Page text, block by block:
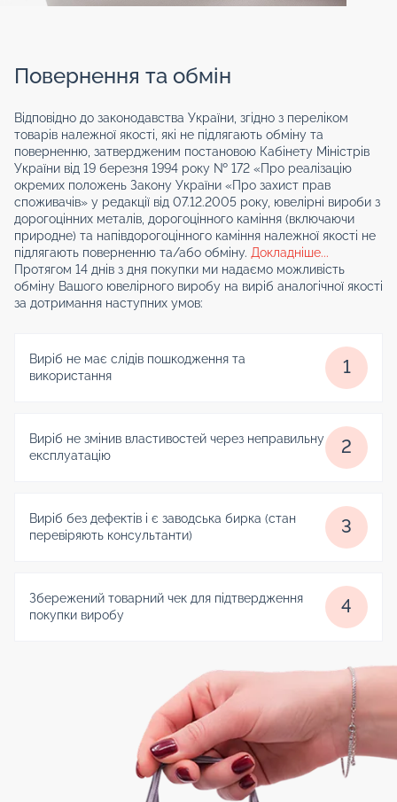
Повернення та обмін
Відповідно до законодавства України, згідно з переліком
товарів належної якості, які не підлягають обміну та
поверненню, затвердженим постановою Кабінету Міністрів
України від 19 березня 1994 року № 172 «Про реалізацію
окремих положень Закону України «Про захист прав
споживачів» у редакції від 07.12.2005 року, ювелірні вироби з
дорогоцінних металів, дорогоцінного каміння (включаючи
природне) та напівдорогоцінного каміння належної якості не
підлягають поверненню та/або обміну. Докладніше...
Протягом 14 днів з дня покупки ми надаємо можливість
обміну Вашого ювелірного виробу на виріб аналогічної якості
за дотримання наступних умов:
Виріб не має слідів пошкодження та
використання
1
Виріб не змінив властивостей через неправильну
експлуатацію
2
Виріб без дефектів і є заводська бирка (стан
перевіряють консультанти)
3
Збережений товарний чек для підтвердження
покупки виробу
4